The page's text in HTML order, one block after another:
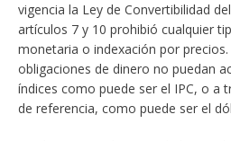
vigencia la Ley de Convertibilidad
artículos 7 y 10 prohibió cualquier
monetaria o indexación por
obligaciones de dinero no puedan
índices como puede ser el IPC, o a
de referencia, como puede ser el